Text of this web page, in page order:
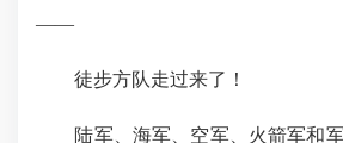
——
徒步方队走过来了！
陆军、海军、空军、火箭军和军